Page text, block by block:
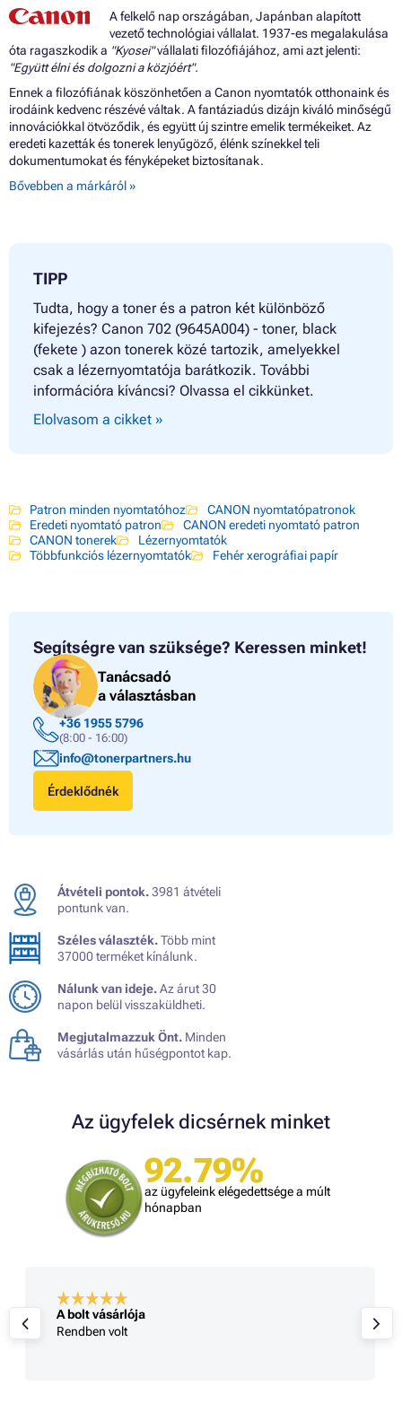
A felkelő nap országában, Japánban alapított
vezető technológiai vállalat. 1937-es megalakulása
óta ragaszkodik a "Kyosei"vállalati filozófiájához, ami azt jelenti:
"Együtt élni és dolgozni a közjóért".
Ennek a filozófiának köszönhetően a Canon nyomtatók otthonaink és
irodáink kedvenc részévé váltak. A fantáziadús dizájn kiváló minőségű
innovációkkal ötvöződik, és együtt új szintre emelik termékeiket. Az
eredeti kazetták és tonerek lenyűgöző, élénk színekkel teli
dokumentumokat és fényképeket biztosítanak.
Bővebben a márkáról »
TIPP
Tudta, hogy a toner és a patron két különböző
kifejezés? Canon 702 (9645A004) - toner, black
(fekete ) azon tonerek közé tartozik, amelyekkel
csak a lézernyomtatója barátkozik. További
információra kíváncsi? Olvassa el cikkünket.
Elolvasom a cikket »
Patron minden nyomtatóhoz
CANON nyomtatópatronok
Eredeti nyomtató patron
CANON eredeti nyomtató patron
CANON tonerek
Lézernyomtatók
Többfunkciós lézernyomtatók
Fehér xerográfiai papír
Segítségre van szüksége? Keressen minket!
Tanácsadó
a választásban
+36 1955 5796
(8:00 - 16:00)
info@tonerpartners.hu
Érdeklődnék
Átvételi pontok.3981 átvételi
pontunk van.
Széles választék.Több mint
37000 terméket kínálunk.
Nálunk van ideje.Az árut 30
napon belül visszaküldheti.
Megjutalmazzuk Önt. Minden
vásárlás után hűségpontot kap.
Az ügyfelek dicsérnek minket
92.79%
az ügyfeleink elégedettsége a múlt
hónapban
A bolt vásárlója
Rendben volt